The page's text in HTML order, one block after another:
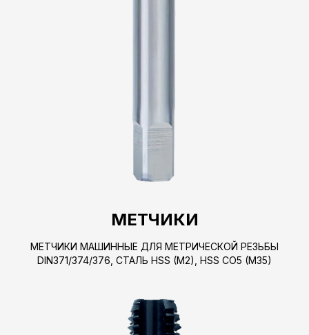
МЕТЧИКИ
МЕТЧИКИ МАШИННЫЕ ДЛЯ МЕТРИЧЕСКОЙ РЕЗЬБЫ
DIN371/374/376, СТАЛЬ HSS (M2), HSS CO5 (M35)